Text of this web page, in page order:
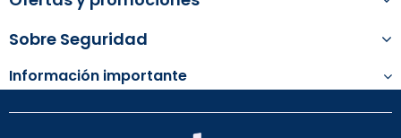
Sobre Seguridad
Información importante